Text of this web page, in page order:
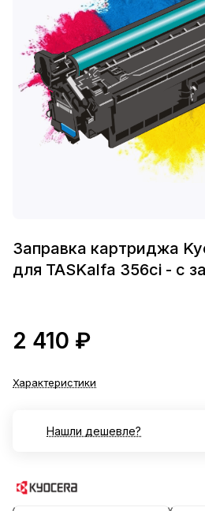
Заправка картриджа
для TASKalfa 356ci - с
2 410 ₽
Характеристики
Нашли дешевле?